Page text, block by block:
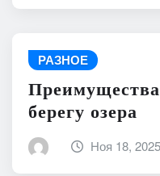
РАЗНОЕ
берегу озера
Ноя 18, 2025